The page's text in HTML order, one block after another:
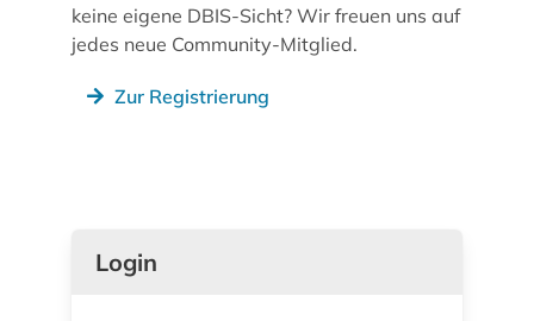
keine eigene DBIS-Sicht? Wir freuen uns auf
jedes neue Community-Mitglied.
Zur Registrierung
Login